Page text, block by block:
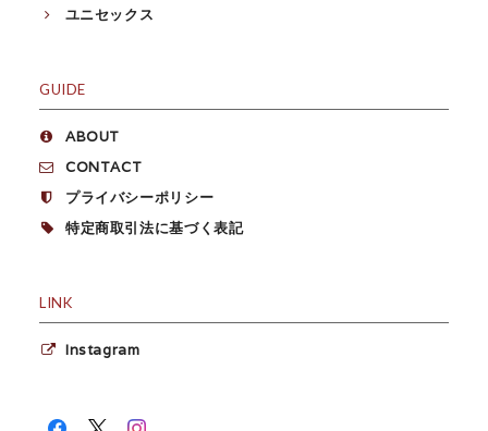
ユニセックス
GUIDE
ABOUT
CONTACT
プライバシーポリシー
特定商取引法に基づく表記
LINK
Instagram